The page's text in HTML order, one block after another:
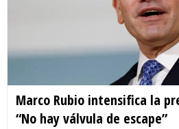
Marco Rubio intensifica la
“No hay válvula de escape”